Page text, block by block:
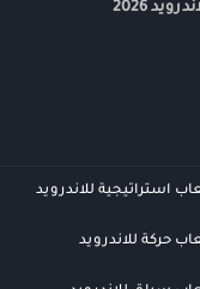
استراتيجية للاندرويد
حركة للاندرويد